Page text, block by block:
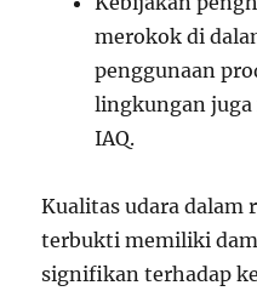
merokok di
penggunaan
lingkungan
IAQ.
Kualitas udara dalam
terbukti memiliki
signifikan terhadap